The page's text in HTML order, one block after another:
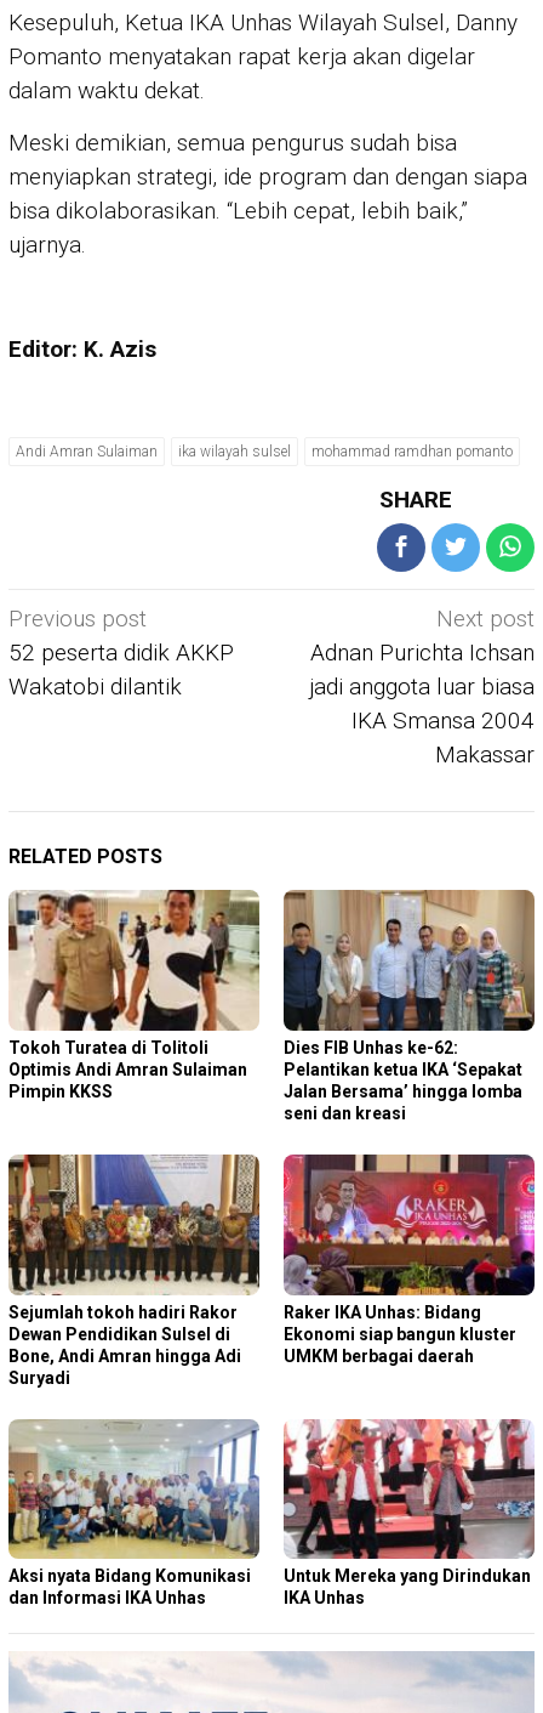
Kesepuluh, Ketua IKA Unhas Wilayah Sulsel, Danny
Pomanto menyatakan rapat kerja akan digelar
dalam waktu dekat.
Meski demikian, semua pengurus sudah bisa
menyiapkan strategi, ide program dan dengan siapa
bisa dikolaborasikan. “Lebih cepat, lebih baik,”
ujarnya.
Editor: K. Azis
Andi Amran Sulaiman ika wilayah sulsel mohammad ramdhan pomanto
SHARE
Post
navigation
Previous post
52 peserta didik AKKP
Wakatobi dilantik
Next post
Adnan Purichta Ichsan
jadi anggota luar biasa
IKA Smansa 2004
Makassar
RELATED POSTS
Tokoh Turatea di Tolitoli
Optimis Andi Amran Sulaiman
Pimpin KKSS
Dies FIB Unhas ke-62:
Pelantikan ketua IKA ‘Sepakat
Jalan Bersama’ hingga lomba
seni dan kreasi
Sejumlah tokoh hadiri Rakor
Dewan Pendidikan Sulsel di
Bone, Andi Amran hingga Adi
Suryadi
Raker IKA Unhas: Bidang
Ekonomi siap bangun kluster
UMKM berbagai daerah
Aksi nyata Bidang Komunikasi
dan Informasi IKA Unhas
Untuk Mereka yang Dirindukan
IKA Unhas